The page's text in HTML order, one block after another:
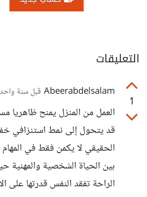
التعليقات
1
Abeerabdelsalam قبل سنة
العمل من المنزل يمنح ظاهريا
قد يتحول إلى نمط استنزافي
الحقيقي لا يكمن فقط في
بين الحياة الشخصية
الراحة تفقد النفس قدرتها على